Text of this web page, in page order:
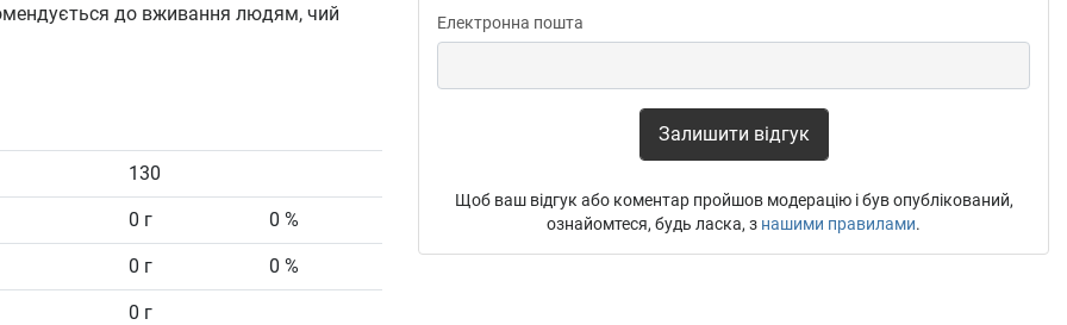
до вживання людям, чий
130
0 г 0 %
0 г 0 %
0 г
Електронна пошта
Залишити відгук
Щоб ваш відгук або коментар пройшов модерацію і був опублікований,
ознайомтеся, будь ласка, з нашими правилами.